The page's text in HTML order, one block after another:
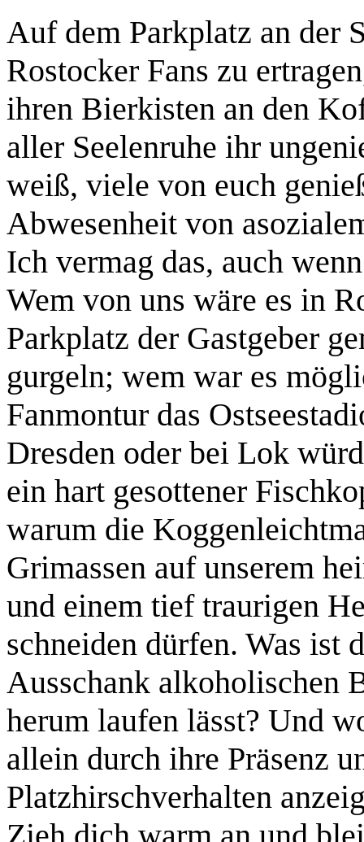
Auf dem Parkplatz an der
Rostocker Fans zu
ihren Bierkisten an den
aller Seelenruhe ihr
weiß, viele von euch
Abwesenheit von
Ich vermag das, auch
Wem von uns wäre es in
Parkplatz der Gastgeber
gurgeln; wem war es
Fanmontur das
Dresden oder bei Lok
ein hart gesottener
warum die
Grimassen auf unserem
und einem tief traurigen
schneiden dürfen. Was ist
Ausschank alkoholischen
herum laufen lässt? Und
allein durch ihre Präsenz
Platzhirschverhalten